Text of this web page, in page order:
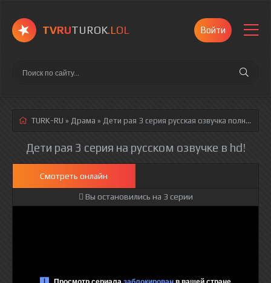
TVRUTUROK.LOL Войти
TURK-RU » Драма » Дети рая 3 серия русская озвучка полностью смотреть онлайн!
Дети рая 3 серия на русском озвучке в hd!
Смотреть онлайн
Вы остановились на 3 серии